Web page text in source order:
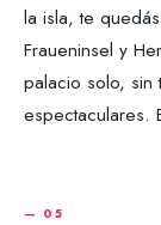
la isla, te
Fraueninsel y
palacio solo, sin
espectaculares.